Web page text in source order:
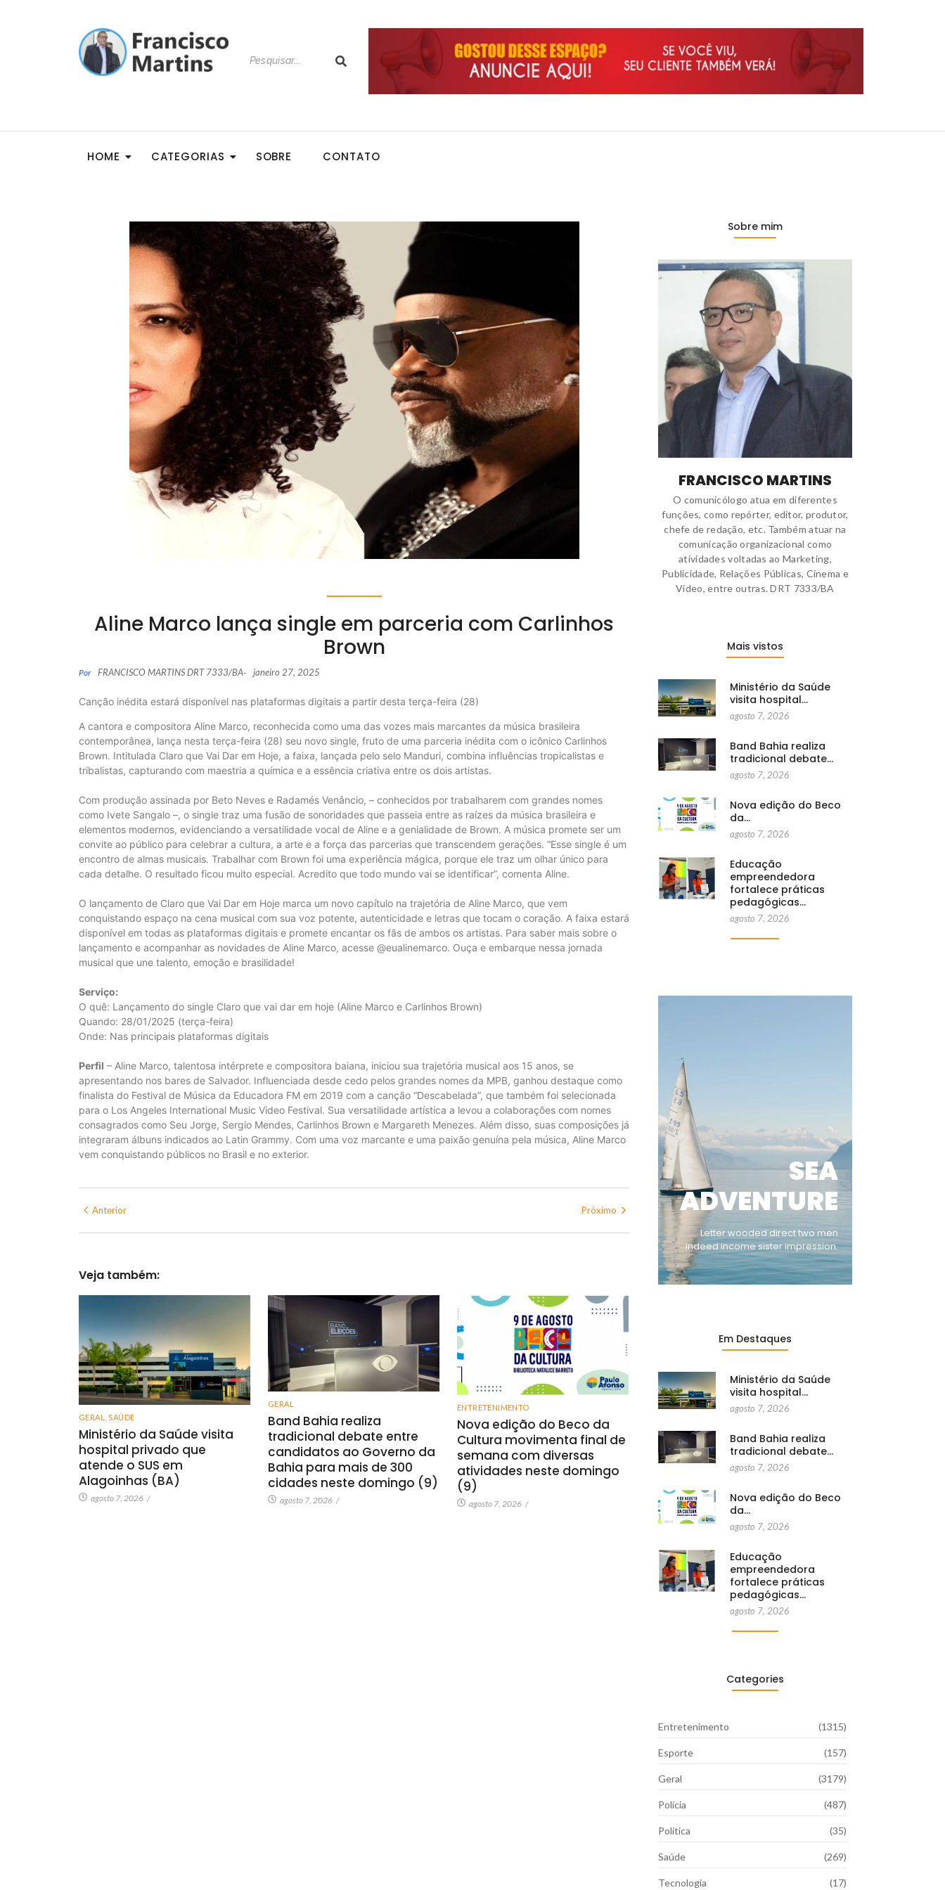
HOME CATEGORIAS SOBRE CONTATO
Aline Marco lança single em parceria com Carlinhos
Brown
Por FRANCISCO MARTINS DRT 7333/BA- janeiro 27, 2025
Canção inédita estará disponível nas plataformas digitais a partir desta terça-feira (28)
A cantora e compositora Aline Marco, reconhecida como uma das vozes mais marcantes da música brasileira
contemporânea, lança nesta terça-feira (28) seu novo single, fruto de uma parceria inédita com o icônico Carlinhos
Brown. Intitulada Claro que Vai Dar em Hoje, a faixa, lançada pelo selo Manduri, combina influências tropicalistas e
tribalistas, capturando com maestria a química e a essência criativa entre os dois artistas.
Com produção assinada por Beto Neves e Radamés Venâncio, – conhecidos por trabalharem com grandes nomes
como Ivete Sangalo –, o single traz uma fusão de sonoridades que passeia entre as raízes da música brasileira e
elementos modernos, evidenciando a versatilidade vocal de Aline e a genialidade de Brown. A música promete ser um
convite ao público para celebrar a cultura, a arte e a força das parcerias que transcendem gerações. “Esse single é um
encontro de almas musicais. Trabalhar com Brown foi uma experiência mágica, porque ele traz um olhar único para
cada detalhe. O resultado ficou muito especial. Acredito que todo mundo vai se identificar”, comenta Aline.
O lançamento de Claro que Vai Dar em Hoje marca um novo capítulo na trajetória de Aline Marco, que vem
conquistando espaço na cena musical com sua voz potente, autenticidade e letras que tocam o coração. A faixa estará
disponível em todas as plataformas digitais e promete encantar os fãs de ambos os artistas. Para saber mais sobre o
lançamento e acompanhar as novidades de Aline Marco, acesse @eualinemarco. Ouça e embarque nessa jornada
musical que une talento, emoção e brasilidade!
Serviço:
O quê: Lançamento do single Claro que vai dar em hoje (Aline Marco e Carlinhos Brown)
Quando: 28/01/2025 (terça-feira)
Onde: Nas principais plataformas digitais
Perfil – Aline Marco, talentosa intérprete e compositora baiana, iniciou sua trajetória musical aos 15 anos, se
apresentando nos bares de Salvador. Influenciada desde cedo pelos grandes nomes da MPB, ganhou destaque como
finalista do Festival de Música da Educadora FM em 2019 com a canção “Descabelada”, que também foi selecionada
para o Los Angeles International Music Video Festival. Sua versatilidade artística a levou a colaborações com nomes
consagrados como Seu Jorge, Sergio Mendes, Carlinhos Brown e Margareth Menezes. Além disso, suas composições já
integraram álbuns indicados ao Latin Grammy. Com uma voz marcante e uma paixão genuína pela música, Aline Marco
vem conquistando públicos no Brasil e no exterior.
Anterior Próximo
Veja também:
GERAL SAÚDE
Ministério da Saúde visita
hospital privado que
atende o SUS em
Alagoinhas (BA)
agosto 7, 2026 /
GERAL
Band Bahia realiza
tradicional debate entre
candidatos ao Governo da
Bahia para mais de 300
cidades neste domingo (9)
agosto 7, 2026 /
ENTRETENIMENTO
Nova edição do Beco da
Cultura movimenta final de
semana com diversas
atividades neste domingo
(9)
agosto 7, 2026 /
Sobre mim
FRANCISCO MARTINS
O comunicólogo atua em diferentes
funções, como repórter, editor, produtor,
chefe de redação, etc. Também atuar na
comunicação organizacional como
atividades voltadas ao Marketing,
Publicidade, Relações Públicas, Cinema e
Vídeo, entre outras. DRT 7333/BA
Mais vistos
Ministério da Saúde
visita hospital…
agosto 7, 2026
Band Bahia realiza
tradicional debate…
agosto 7, 2026
Nova edição do Beco
da…
agosto 7, 2026
Educação
empreendedora
fortalece práticas
pedagógicas…
agosto 7, 2026
SEA
ADVENTURE
Letter wooded direct two men
indeed income sister impression.
Em Destaques
Ministério da Saúde
visita hospital…
agosto 7, 2026
Band Bahia realiza
tradicional debate…
agosto 7, 2026
Nova edição do Beco
da…
agosto 7, 2026
Educação
empreendedora
fortalece práticas
pedagógicas…
agosto 7, 2026
Categories
Entretenimento (1315)
Esporte (157)
Geral (3179)
Polícia (487)
Política (35)
Saúde (269)
Tecnologia (17)